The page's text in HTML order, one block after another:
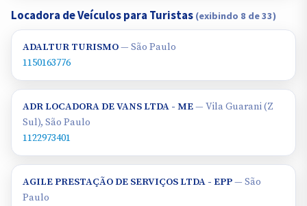
Locadora de Veículos para Turistas (exibindo 8 de 33)
ADALTUR TURISMO— São Paulo
1150163776
ADR LOCADORA DE VANS LTDA - ME— Vila Guarani (Z
Sul), São Paulo
1122973401
AGILE PRESTAÇÃO DE SERVIÇOS LTDA - EPP— São
Paulo